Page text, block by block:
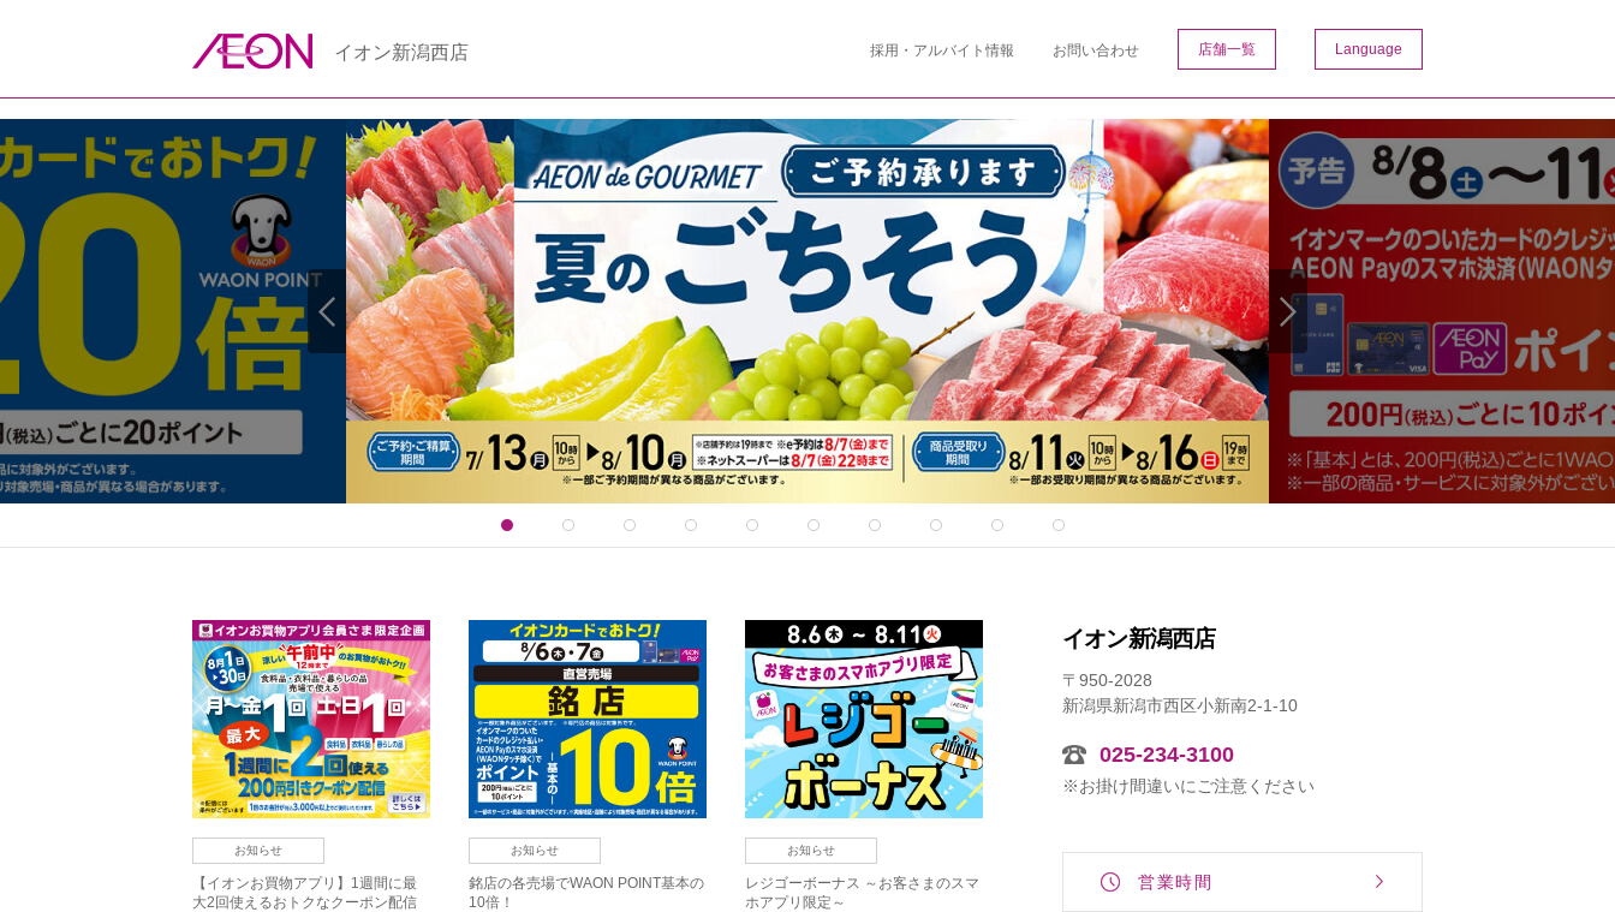
イオン新潟西店 採用・アルバイト情報 お問い合わせ 店舗一覧 Language
お知らせ
【イオンお買物アプリ】1週間に最
大2回使えるおトクなクーポン配信
お知らせ
銘店の各売場でWAON POINT基本の
10倍！
お知らせ
レジゴーボーナス ～お客さまのスマ
ホアプリ限定～
イオン新潟西店
〒950-2028
新潟県新潟市西区小新南2-1-10
025-234-3100
※お掛け間違いにご注意ください
営業時間